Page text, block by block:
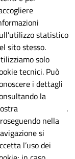
statistico
sito stesso.
solo
tecnici. Può
i dettagli
la
.
nella
si
l’uso dei